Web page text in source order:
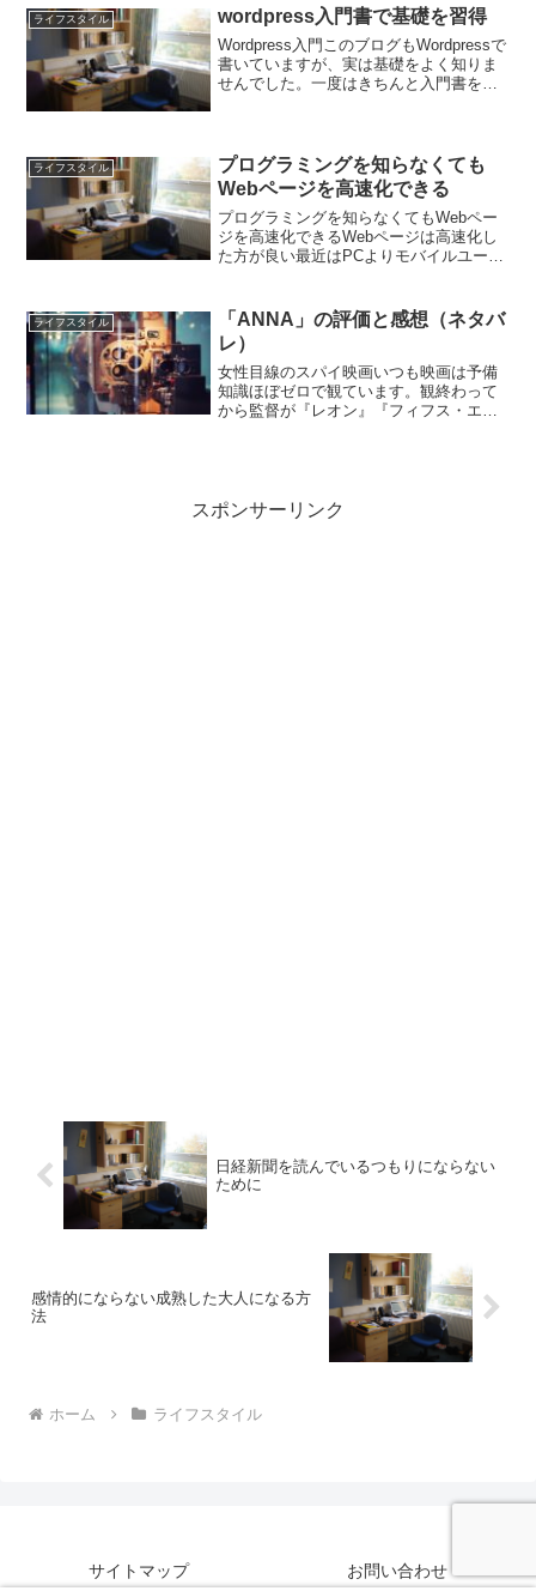
ススメとのこと。せいろって何ぞや鍋の
上に木の丸い蓋みたいなも...
ライフスタイル wordpress入門書で基礎を習得
Wordpress入門このブログもWordpressで
書いていますが、実は基礎をよく知りま
せんでした。一度はきちんと入門書を読
が、基...
ライフスタイル
プログラミングを知らなくても
Webページを高速化できる
プログラミングを知らなくてもWebペー
ジを高速化できるWebページは高速化し
た方が良い最近はPCよりモバイルユーザ
りません。Web担当者の方は
「PageSpeed I...
ライフスタイル
「ANNA」の評価と感想（ネタバ
レ）
女性目線のスパイ映画いつも映画は予備
知識ほぼゼロで観ています。観終わって
から監督が『レオン』『フィフス・エレ
スポンサーリンク
日経新聞を読んでいるつもりにならない
ために
感情的にならない成熟した大人になる方
法
ホーム ライフスタイル
サイトマップ お問い合わせ